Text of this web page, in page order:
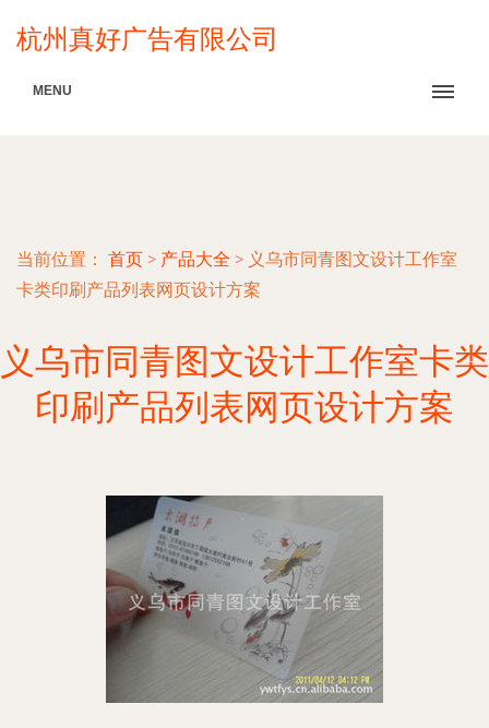
杭州真好广告有限公司
MENU
当前位置： 首页 > 产品大全 > 义乌市同青图文设计工作室
卡类印刷产品列表网页设计方案
义乌市同青图文设计工作室卡类
印刷产品列表网页设计方案